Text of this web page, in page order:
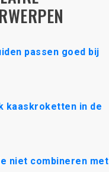
passen goed bij
kaaskroketten in de
niet combineren met